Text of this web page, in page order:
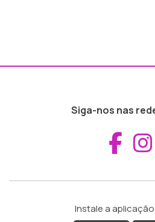
Siga-nos nas
Instale a aplicação